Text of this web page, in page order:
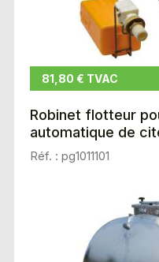
81,80 € TVAC
Robinet flotteur
automatique de
Réf. : pg1011101